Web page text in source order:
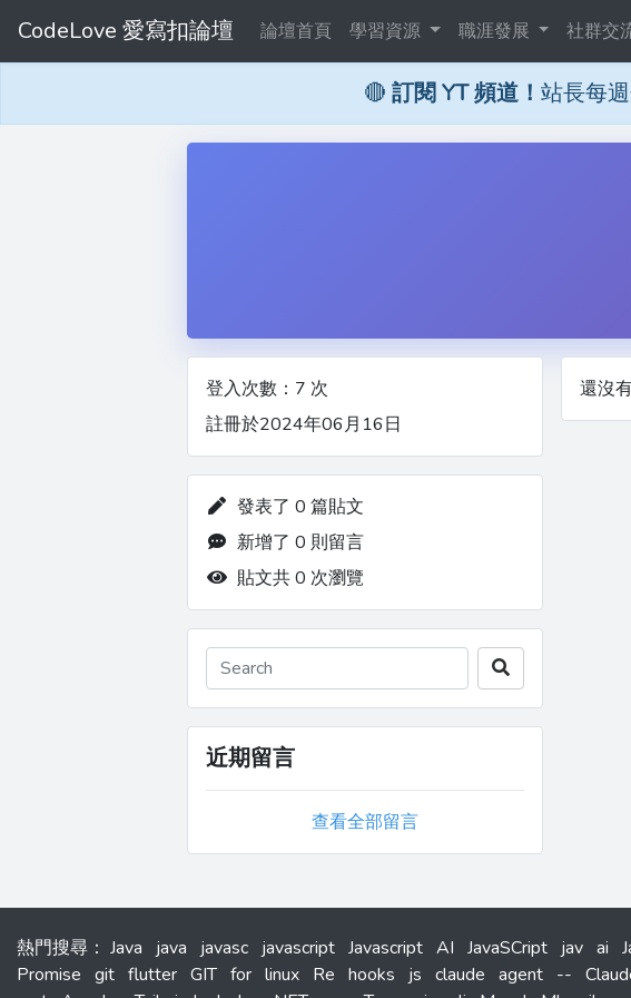
CodeLove 愛寫扣論壇 論壇首頁 學習資源 職涯發展 社群交
🔴 訂閱 YT 頻道！ 站長每
登入次數：7 次
註冊於2024年06月16日
發表了 0 篇貼文
新增了 0 則留言
貼文共 0 次瀏覽
近期留言
查看全部留言
還沒
熱門搜尋 ： Java java javasc javascript Javascript AI JavaSCript jav ai
Promise git flutter GIT for linux Re hooks js claude agent --